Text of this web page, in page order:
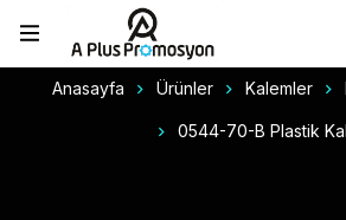
Anasayfa Ürünler Kalemler
0544-70-B Plastik